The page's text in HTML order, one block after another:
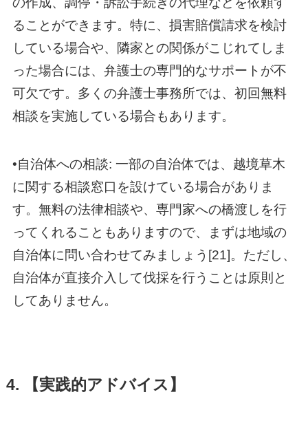
ることができます。特に、損害賠償請求を検討
している場合や、隣家との関係がこじれてしま
った場合には、弁護士の専門的なサポートが不
可欠です。多くの弁護士事務所では、初回無料
相談を実施している場合もあります。
•自治体への相談: 一部の自治体では、越境草木
に関する相談窓口を設けている場合がありま
す。無料の法律相談や、専門家への橋渡しを行
ってくれることもありますので、まずは地域の
自治体に問い合わせてみましょう[21]。ただし、
自治体が直接介入して伐採を行うことは原則と
してありません。
4. 【実践的アドバイス】